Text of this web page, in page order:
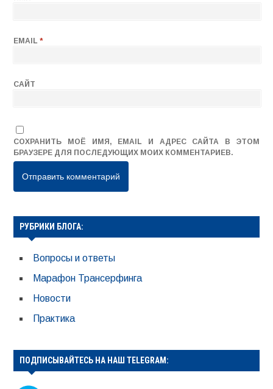
EMAIL*
САЙТ
СОХРАНИТЬ МОЁ ИМЯ, EMAIL И АДРЕС САЙТА В ЭТОМ
БРАУЗЕРЕ ДЛЯ ПОСЛЕДУЮЩИХ МОИХ КОММЕНТАРИЕВ.
РУБРИКИ БЛОГА:
Вопросы и ответы
Марафон Трансерфинга
Новости
Практика
ПОДПИСЫВАЙТЕСЬ НА НАШ TELEGRAM: